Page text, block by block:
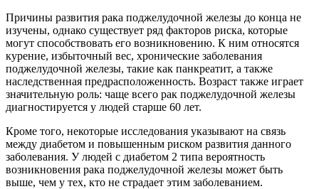
Причины развития рака поджелудочной железы до конца не
изучены, однако существует ряд факторов риска, которые
могут способствовать его возникновению. К ним относятся
курение, избыточный вес, хронические заболевания
поджелудочной железы, такие как панкреатит, а также
наследственная предрасположенность. Возраст также играет
значительную роль: чаще всего рак поджелудочной железы
диагностируется у людей старше 60 лет.
Кроме того, некоторые исследования указывают на связь
между диабетом и повышенным риском развития данного
заболевания. У людей с диабетом 2 типа вероятность
возникновения рака поджелудочной железы может быть
выше, чем у тех, кто не страдает этим заболеванием.